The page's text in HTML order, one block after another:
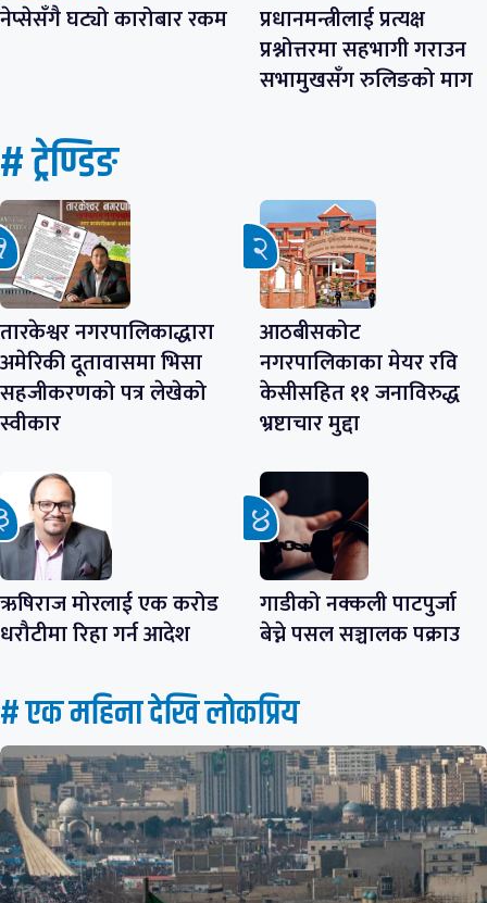
नेप्सेसँगै घट्यो कारोबार रकम
प्रधानमन्त्रीलाई प्रत्यक्ष
प्रश्नोत्तरमा सहभागी गराउन
सभामुखसँग रुलिङको माग
# ट्रेण्डिङ
तारकेश्वर नगरपालिकाद्धारा
अमेरिकी दूतावासमा भिसा
सहजीकरणको पत्र लेखेको
स्वीकार
आठबीसकोट
नगरपालिकाका मेयर रवि
केसीसहित ११ जनाविरुद्ध
भ्रष्टाचार मुद्दा
ऋषिराज मोरलाई एक करोड
धरौटीमा रिहा गर्न आदेश
गाडीको नक्कली पाटपुर्जा
बेच्ने पसल सञ्चालक पक्राउ
# एक महिना देखि लाेकप्रिय